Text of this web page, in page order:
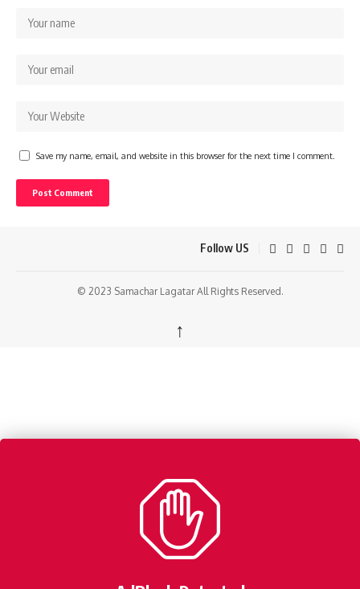
Save my name, email, and website in this browser for the next time I comment.
Follow US
© 2023 Samachar Lagatar All Rights Reserved.
↑